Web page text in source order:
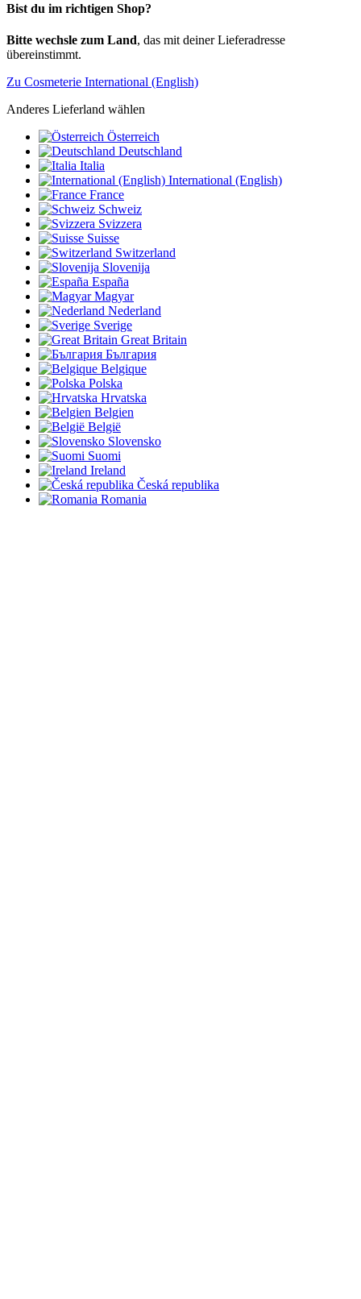
Bist du im richtigen Shop?
Bitte wechsle zum Land, das mit deiner Lieferadresse
übereinstimmt.
Zu Cosmeterie International (English)
Anderes Lieferland wählen
Österreich
Deutschland
Italia
International (English)
France
Schweiz
Svizzera
Suisse
Switzerland
Slovenija
España
Magyar
Nederland
Sverige
Great Britain
България
Belgique
Polska
Hrvatska
Belgien
België
Slovensko
Suomi
Ireland
Česká republika
Romania